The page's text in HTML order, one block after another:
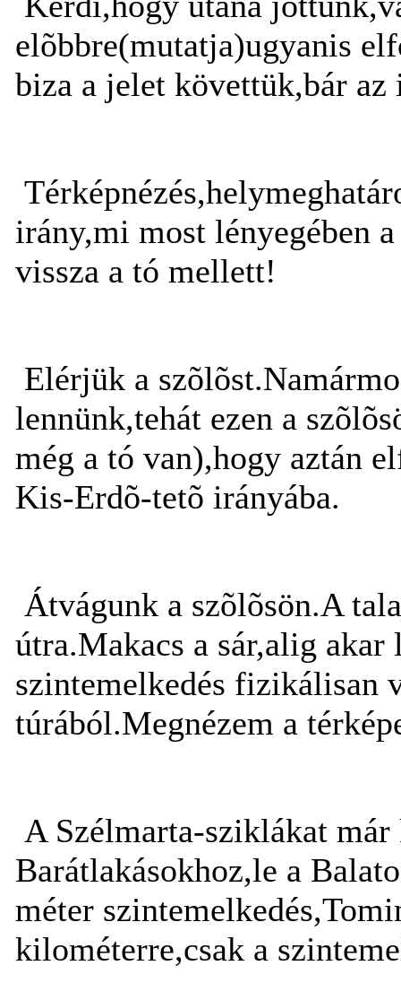
elõbbre(mutatja)ugyanis
biza a jelet követtük,bár
irány,mi most lényegében
vissza a tó mellett!
Elérjük a
lennünk,tehát ezen a
még a tó van),hogy aztán
Kis-Erdõ-tetõ irányába.
Átvágunk a szõlõsön.A
útra.Makacs a sár,alig
szintemelkedés fizikálisan
túrából.Megnézem a
A Szélmarta-sziklákat
Barátlakásokhoz,le a
méter
kilométerre,csak a